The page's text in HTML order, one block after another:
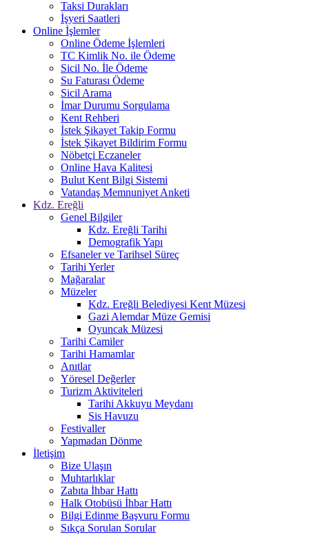
Taksi Durakları
İşyeri Saatleri
Online İşlemler
Online Ödeme İşlemleri
TC Kimlik No. ile Ödeme
Sicil No. İle Ödeme
Su Faturası Ödeme
Sicil Arama
İmar Durumu Sorgulama
Kent Rehberi
İstek Şikayet Takip Formu
İstek Şikayet Bildirim Formu
Nöbetçi Eczaneler
Online Hava Kalitesi
Bulut Kent Bilgi Sistemi
Vatandaş Memnuniyet Anketi
Kdz. Ereğli
Genel Bilgiler
Kdz. Ereğli Tarihi
Demografik Yapı
Efsaneler ve Tarihsel Süreç
Tarihi Yerler
Mağaralar
Müzeler
Kdz. Ereğli Belediyesi Kent Müzesi
Gazi Alemdar Müze Gemisi
Oyuncak Müzesi
Tarihi Camiler
Tarihi Hamamlar
Anıtlar
Yöresel Değerler
Turizm Aktiviteleri
Tarihi Akkuyu Meydanı
Sis Havuzu
Festivaller
Yapmadan Dönme
İletişim
Bize Ulaşın
Muhtarlıklar
Zabıta İhbar Hattı
Halk Otobüsü İhbar Hattı
Bilgi Edinme Başvuru Formu
Sıkça Sorulan Sorular